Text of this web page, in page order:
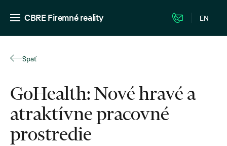
CBRE Firemné reality EN
Späť
GoHealth: Nové hravé a
atraktívne pracovné
prostredie